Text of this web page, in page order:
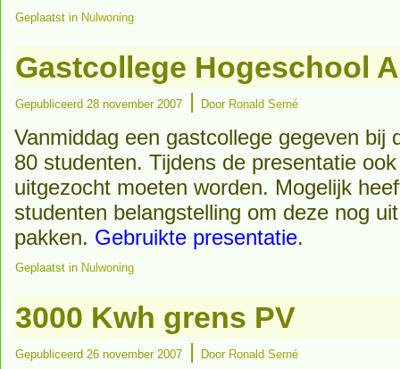
Geplaatst in Nulwoning
Gastcollege Hogeschool
Gepubliceerd 28 november 2007 | Door Ronald Serné
Vanmiddag een gastcollege gegeven bij
80 studenten. Tijdens de presentatie
uitgezocht moeten worden. Mogelijk
studenten belangstelling om deze nog
pakken. Gebruikte presentatie.
Geplaatst in Nulwoning
3000 Kwh grens PV
Gepubliceerd 26 november 2007 | Door Ronald Serné